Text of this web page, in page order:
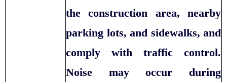
the construction area, nearby
parking lots, and sidewalks, and
comply with traffic control.
Noise may occur during